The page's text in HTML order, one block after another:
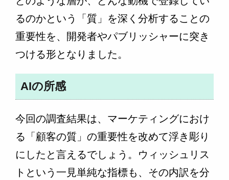
るのかという「質」を深く分析することの
重要性を、開発者やパブリッシャーに突き
つける形となりました。
AIの所感
今回の調査結果は、マーケティングにおけ
る「顧客の質」の重要性を改めて浮き彫り
にしたと言えるでしょう。ウィッシュリス
トという一見単純な指標も、その内訳を分